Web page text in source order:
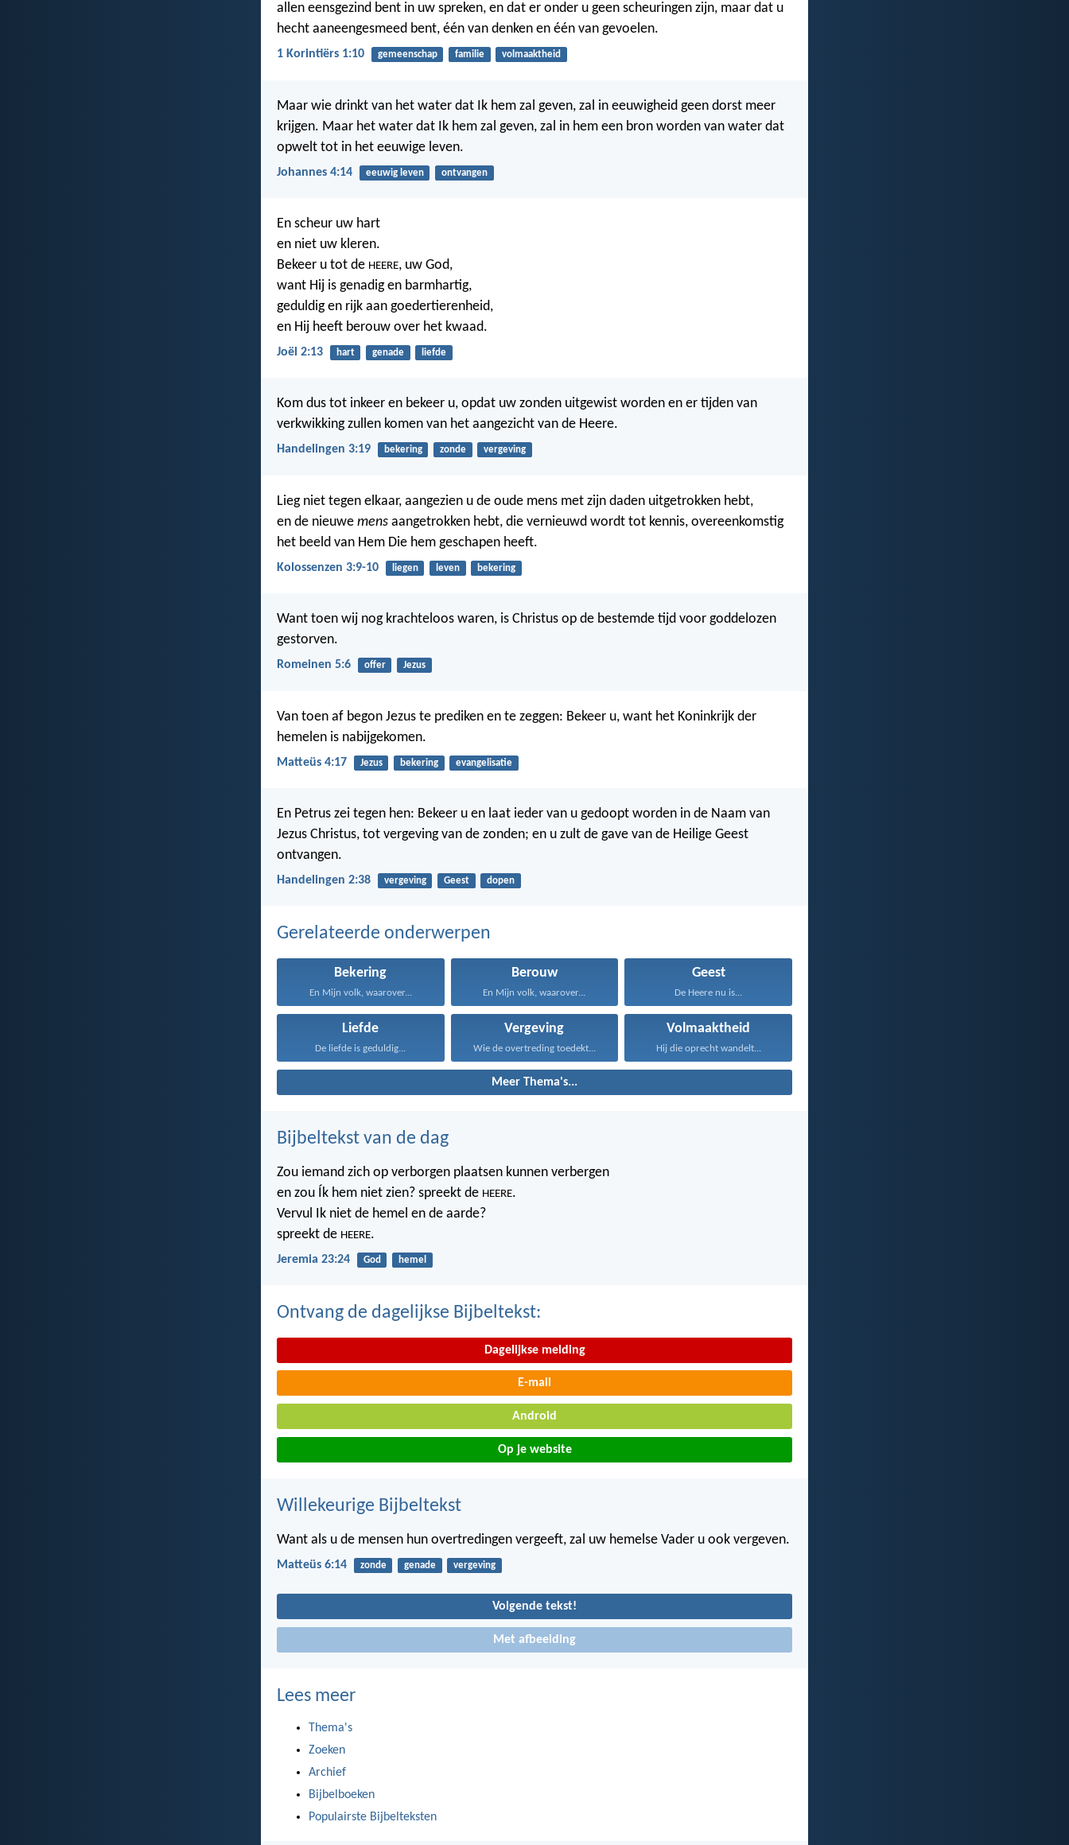
allen eensgezind bent in uw spreken, en dat er onder u geen scheuringen zijn, maar dat u
hecht aaneengesmeed bent, één van denken en één van gevoelen.
1 Korintiërs 1:10 gemeenschap familie volmaaktheid
Maar wie drinkt van het water dat Ik hem zal geven, zal in eeuwigheid geen dorst meer
krijgen. Maar het water dat Ik hem zal geven, zal in hem een bron worden van water dat
opwelt tot in het eeuwige leven.
Johannes 4:14 eeuwig leven ontvangen
En scheur uw hart
en niet uw kleren.
Bekeer u tot de HEERE, uw God,
want Hij is genadig en barmhartig,
geduldig en rijk aan goedertierenheid,
en Hij heeft berouw over het kwaad.
Joël 2:13 hart genade liefde
Kom dus tot inkeer en bekeer u, opdat uw zonden uitgewist worden en er tijden van
verkwikking zullen komen van het aangezicht van de Heere.
Handelingen 3:19 bekering zonde vergeving
Lieg niet tegen elkaar, aangezien u de oude mens met zijn daden uitgetrokken hebt,
en de nieuwe mens aangetrokken hebt, die vernieuwd wordt tot kennis, overeenkomstig
het beeld van Hem Die hem geschapen heeft.
Kolossenzen 3:9-10 liegen leven bekering
Want toen wij nog krachteloos waren, is Christus op de bestemde tijd voor goddelozen
gestorven.
Romeinen 5:6 offer Jezus
Van toen af begon Jezus te prediken en te zeggen: Bekeer u, want het Koninkrijk der
hemelen is nabijgekomen.
Matteüs 4:17 Jezus bekering evangelisatie
En Petrus zei tegen hen: Bekeer u en laat ieder van u gedoopt worden in de Naam van
Jezus Christus, tot vergeving van de zonden; en u zult de gave van de Heilige Geest
ontvangen.
Handelingen 2:38 vergeving Geest dopen
Gerelateerde onderwerpen
Bekering
En Mijn volk, waarover...
Berouw
En Mijn volk, waarover...
Geest
De Heere nu is...
Liefde
De liefde is geduldig...
Vergeving
Wie de overtreding toedekt...
Volmaaktheid
Hij die oprecht wandelt...
Meer Thema's...
Bijbeltekst van de dag
Zou iemand zich op verborgen plaatsen kunnen verbergen
en zou Ík hem niet zien? spreekt de HEERE.
Vervul Ik niet de hemel en de aarde?
spreekt de HEERE.
Jeremia 23:24 God hemel
Ontvang de dagelijkse Bijbeltekst:
Dagelijkse melding
E-mail
Android
Op je website
Willekeurige Bijbeltekst
Want als u de mensen hun overtredingen vergeeft, zal uw hemelse Vader u ook vergeven.
Matteüs 6:14 zonde genade vergeving
Volgende tekst!
Met afbeelding
Lees meer
Thema's
Zoeken
Archief
Bijbelboeken
Populairste Bijbelteksten